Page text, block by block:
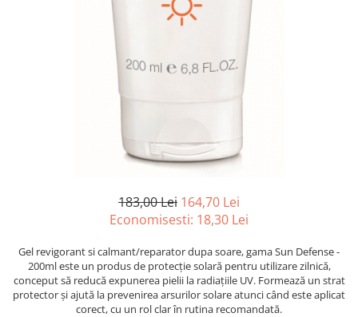
183,00 Lei 164,70 Lei
Economisesti: 18,30 Lei
Gel revigorant si calmant/reparator dupa soare, gama Sun Defense -
200ml este un produs de protecție solară pentru utilizare zilnică,
conceput să reducă expunerea pielii la radiațiile UV. Formează un strat
protector și ajută la prevenirea arsurilor solare atunci când este aplicat
corect, cu un rol clar în rutina recomandată.